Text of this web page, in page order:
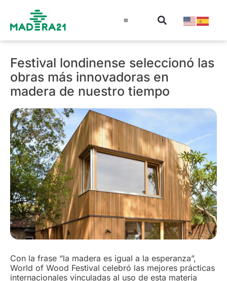
Festival londinense seleccionó las
obras más innovadoras en
madera de nuestro tiempo
Con la frase “la madera es igual a la esperanza”,
World of Wood Festival celebró las mejores prácticas
internacionales vinculadas al uso de esta materia